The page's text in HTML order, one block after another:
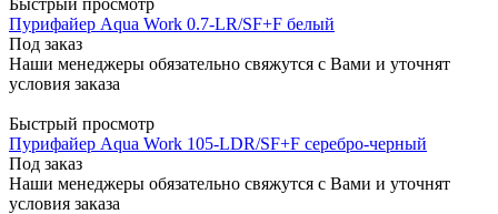
Пурифайер Aqua Work 0.7-LR/SF+F белый
Под заказ
Наши менеджеры обязательно свяжутся с Вами и уточнят
условия заказа
Быстрый просмотр
Пурифайер Aqua Work 105-LDR/SF+F серебро-черный
Под заказ
Наши менеджеры обязательно свяжутся с Вами и уточнят
условия заказа